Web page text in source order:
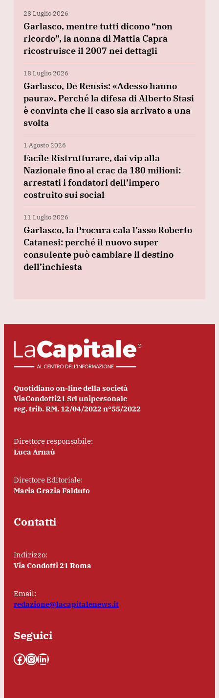
28 Luglio 2026
Garlasco, mentre tutti dicono “non
ricordo”, la nonna di Mattia Capra
ricostruisce il 2007 nei dettagli
18 Luglio 2026
Garlasco, De Rensis: «Adesso hanno
paura». Perché la difesa di Alberto Stasi
è convinta che il caso sia arrivato a una
svolta
1 Agosto 2026
Facile Ristrutturare, dai vip alla
Nazionale fino al crac da 180 milioni:
arrestati i fondatori dell’impero
costruito sui social
11 Luglio 2026
Garlasco, la Procura cala l’asso Roberto
Catanesi: perché il nuovo super
consulente può cambiare il destino
dell’inchiesta
Quotidiano on-line della società
ViaCondotti21 Srl unipersonale
reg. trib. RM. 12/04/2022 n°55/2022
Direttore responsabile:
Luca Arnaù
Direttore Editoriale:
Maria Grazia Falduto
Contatti
Indirizzo:
Via Condotti 21 Roma
Email:
redazione@lacapitalenews.it
Seguici
Facebook InstagramLinkedIn